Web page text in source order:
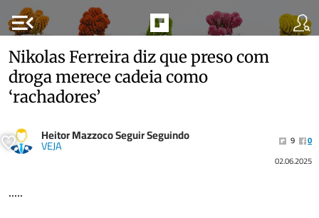
menu_open
Nikolas Ferreira diz que preso com
droga merece cadeia como
‘rachadores’
Heitor Mazzoco Seguir Seguindo
VEJA 9
0
02.06.2025
.....